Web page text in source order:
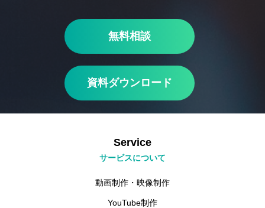
無料相談
資料ダウンロード
Service
サービスについて
動画制作・映像制作
YouTube制作